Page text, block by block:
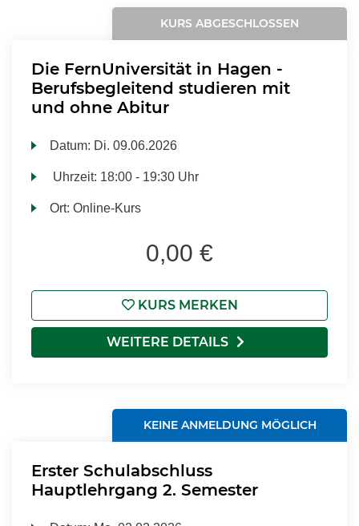
KURS ABGESCHLOSSEN
Die FernUniversität in Hagen -
Berufsbegleitend studieren mit
und ohne Abitur
Datum: Di. 09.06.2026
Uhrzeit: 18:00 - 19:30 Uhr
Ort:Online-Kurs
0,00 €
KURS MERKEN
WEITERE DETAILS
KEINE ANMELDUNG MÖGLICH
Erster Schulabschluss
Hauptlehrgang 2. Semester